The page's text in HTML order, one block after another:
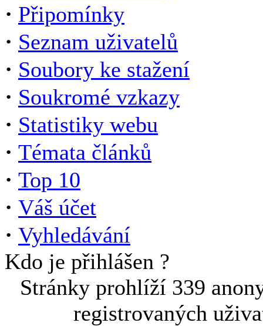
· Připomínky
· Seznam uživatelů
· Soubory ke stažení
· Soukromé vzkazy
· Statistiky webu
· Témata článků
· Top 10
· Váš účet
· Vyhledávání
Kdo je přihlášen ?
Stránky prohlíží 339
registrovaných